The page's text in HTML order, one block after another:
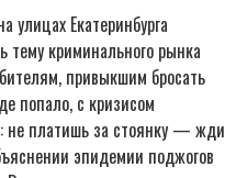
улицах Екатеринбурга
тему криминального рынка
привыкшим бросать
попало, с кризисом
не платишь за стоянку — жди
эпидемии поджогов